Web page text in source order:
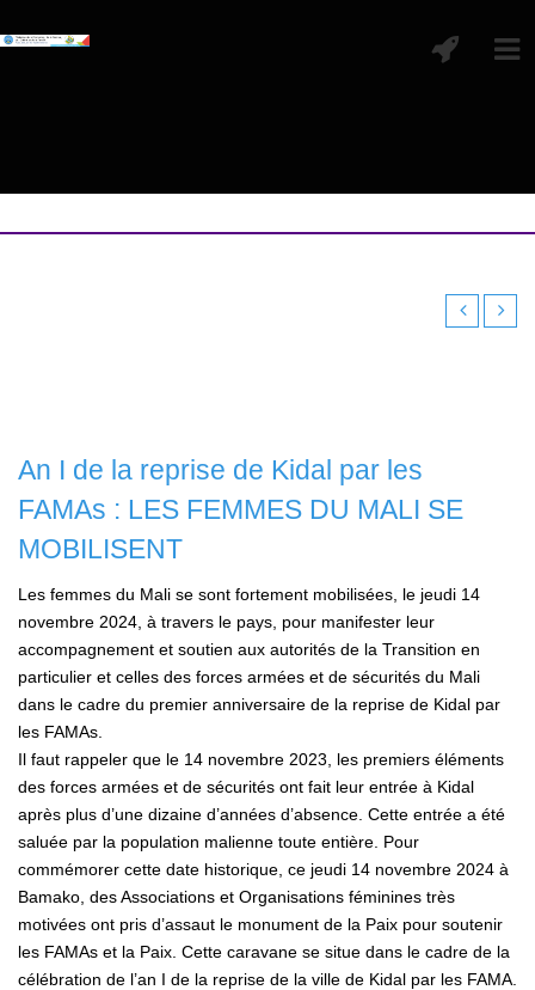
An I de la reprise de Kidal par les
FAMAs : LES FEMMES DU MALI SE
MOBILISENT
Les femmes du Mali se sont fortement mobilisées, le jeudi 14
novembre 2024, à travers le pays, pour manifester leur
accompagnement et soutien aux autorités de la Transition en
particulier et celles des forces armées et de sécurités du Mali
dans le cadre du premier anniversaire de la reprise de Kidal par
les FAMAs.
Il faut rappeler que le 14 novembre 2023, les premiers éléments
des forces armées et de sécurités ont fait leur entrée à Kidal
après plus d’une dizaine d’années d’absence. Cette entrée a été
saluée par la population malienne toute entière. Pour
commémorer cette date historique, ce jeudi 14 novembre 2024 à
Bamako, des Associations et Organisations féminines très
motivées ont pris d’assaut le monument de la Paix pour soutenir
les FAMAs et la Paix. Cette caravane se situe dans le cadre de la
célébration de l’an I de la reprise de la ville de Kidal par les FAMA.